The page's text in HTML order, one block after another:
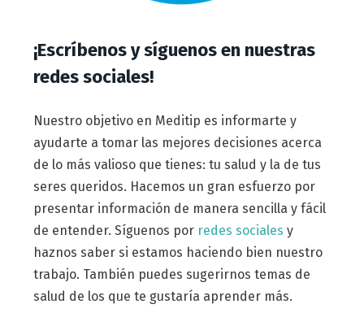
¡Escríbenos y síguenos en nuestras
redes sociales!
Nuestro objetivo en Meditip es informarte y
ayudarte a tomar las mejores decisiones acerca
de lo más valioso que tienes: tu salud y la de tus
seres queridos. Hacemos un gran esfuerzo por
presentar información de manera sencilla y fácil
de entender. Síguenos por redes sociales y
haznos saber si estamos haciendo bien nuestro
trabajo. También puedes sugerirnos temas de
salud de los que te gustaría aprender más.